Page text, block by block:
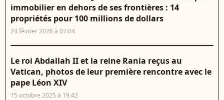
immobilier en dehors de ses frontières : 14
propriétés pour 100 millions de dollars
24 février 2026 à 07:04
Le roi Abdallah II et la reine Rania reçus au
Vatican, photos de leur première rencontre avec le
pape Léon XIV
15 octobre 2025 à 19:42